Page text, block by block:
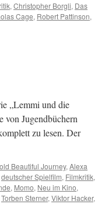
, Christopher Borgli, Das
Cage, Robert Pattinson,
„Lemmi und die
von Jugendbüchern
zu lesen. Der
Beautiful Journey, Alexa
deutscher Spielfilm, Filmkritik,
, Momo, Neu im Kino,
Torben Sterner, Viktor Hacker,